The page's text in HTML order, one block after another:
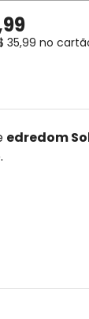
99
35,99 no
edredom